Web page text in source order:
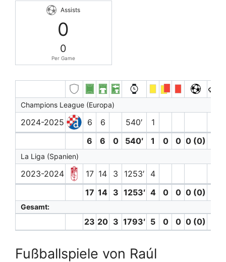
Assists
0
0
Per Game
Champions League (Europa)
2024-2025 6 6 540′
1
6
6 0 540′ 1 0 0 0 (0)
La Liga (Spanien)
2023-2024 17 14 3 1253′
4
17 14 3 1253′ 4 0 0 0 (0)
Gesamt:
23 20 3 1793′ 5 0 0 0 (0)
Fußballspiele von Raúl